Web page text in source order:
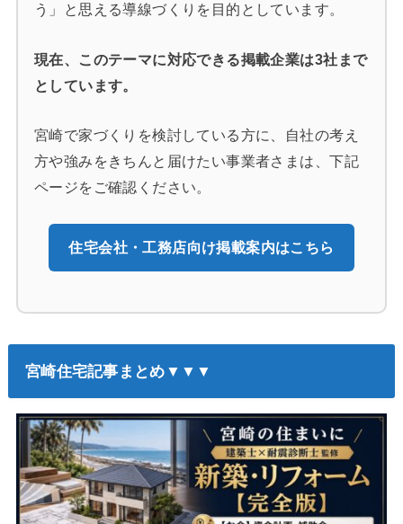
う」と思える導線づくりを目的としています。
現在、このテーマに対応できる掲載企業は3社まで
としています。
宮崎で家づくりを検討している方に、自社の考え
方や強みをきちんと届けたい事業者さまは、下記
ページをご確認ください。
住宅会社・工務店向け掲載案内はこちら
宮崎住宅記事まとめ▼▼▼